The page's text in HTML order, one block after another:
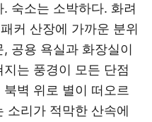
숙소는 소박하다. 화려
커 산장에 가까운 분위
공용 욕실과 화장실이
는 풍경이 모든 단점
벽 위로 별이 떠오르
소리가 적막한 산속에